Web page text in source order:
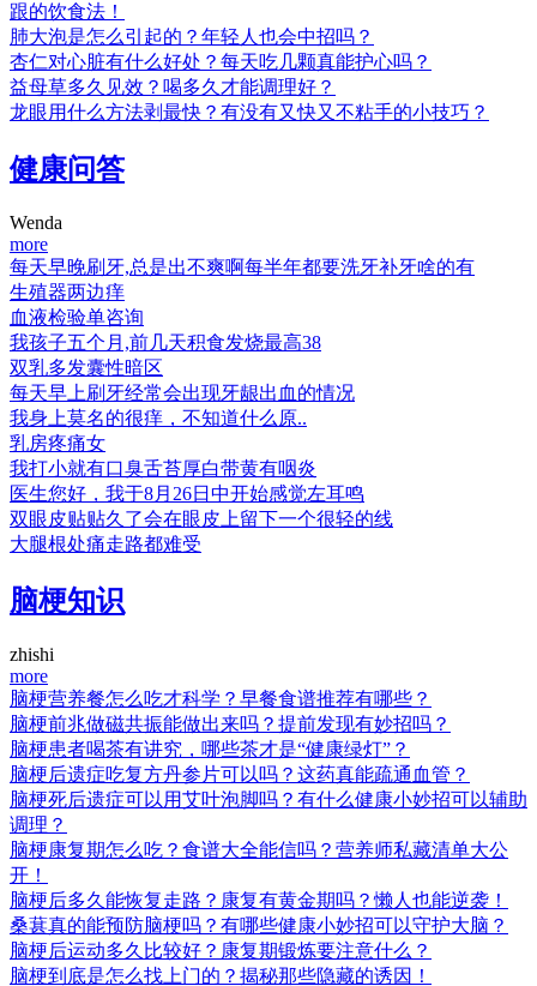
跟的饮食法！
肺大泡是怎么引起的？年轻人也会中招吗？
杏仁对心脏有什么好处？每天吃几颗真能护心吗？
益母草多久见效？喝多久才能调理好？
龙眼用什么方法剥最快？有没有又快又不粘手的小技巧？
健康问答
Wenda
more
每天早晚刷牙,总是出不爽啊每半年都要洗牙补牙啥的有
生殖器两边痒
血液检验单咨询
我孩子五个月,前几天积食发烧最高38
双乳多发囊性暗区
每天早上刷牙经常会出现牙龈出血的情况
我身上莫名的很痒，不知道什么原..
乳房疼痛女
我打小就有口臭舌苔厚白带黄有咽炎
医生您好，我于8月26日中开始感觉左耳鸣
双眼皮贴贴久了会在眼皮上留下一个很轻的线
大腿根处痛走路都难受
脑梗知识
zhishi
more
脑梗营养餐怎么吃才科学？早餐食谱推荐有哪些？
脑梗前兆做磁共振能做出来吗？提前发现有妙招吗？
脑梗患者喝茶有讲究，哪些茶才是“健康绿灯”？
脑梗后遗症吃复方丹参片可以吗？这药真能疏通血管？
脑梗死后遗症可以用艾叶泡脚吗？有什么健康小妙招可以辅助
调理？
脑梗康复期怎么吃？食谱大全能信吗？营养师私藏清单大公
开！
脑梗后多久能恢复走路？康复有黄金期吗？懒人也能逆袭！
桑葚真的能预防脑梗吗？有哪些健康小妙招可以守护大脑？
脑梗后运动多久比较好？康复期锻炼要注意什么？
脑梗到底是怎么找上门的？揭秘那些隐藏的诱因！